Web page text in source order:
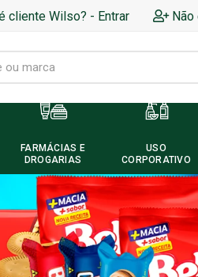
cliente Wilso? - Entrar
FARMÁCIAS E
DROGARIAS
USO
CORPORATIVO